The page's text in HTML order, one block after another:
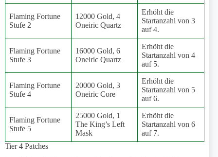
Flaming Fortune
Stufe 2
12000 Gold, 4
Oneiric Quartz
Erhöht die
Startanzahl von 3
auf 4.
Flaming Fortune
Stufe 3
16000 Gold, 6
Oneiric Quartz
Erhöht die
Startanzahl von 4
auf 5.
Flaming Fortune
Stufe 4
20000 Gold, 3
Oneiric Core
Erhöht die
Startanzahl von 5
auf 6.
Flaming Fortune
Stufe 5
25000 Gold, 1
The King’s Left
Mask
Erhöht die
Startanzahl von 6
auf 7.
Tier 4 Patches